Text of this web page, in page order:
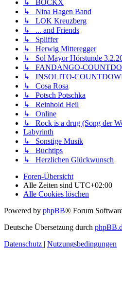
↳ BOCKX
↳ Nina Hagen Band
↳ LOK Kreuzberg
↳ ... and Friends
↳ Spliffer
↳ Herwig Mitteregger
↳ Sol Mayor Hörstunde
↳ FANDANGO-
↳ INSOLITO-
↳ Cosa Rosa
↳ Potsch Potschka
↳ Reinhold Heil
↳ Online
↳ Rock is a drug (Song der
Labyrinth
↳ Sonstige Musik
↳ Buchtips
↳ Herzlichen Glückwunsch
Foren-Übersicht
Alle Zeiten sind UTC+02:00
Alle Cookies löschen
Powered by phpBB® Forum
Deutsche Übersetzung durch
Datenschutz
Nutzungsbedingungen